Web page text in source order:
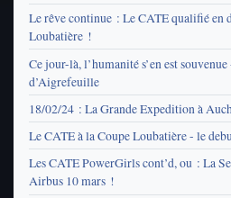
Le rêve continue : Le CATE qualifié en
Loubatière !
Ce jour-là, l’humanité s’en est
d’Aigrefeuille
18/02/24 : La Grande Expedition à
Le CATE à la Coupe Loubatière - le
Les CATE PowerGirls cont’d, ou : La
Airbus 10 mars !